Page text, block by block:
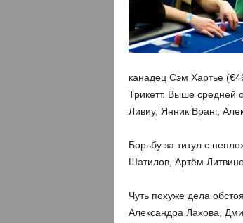
канадец Сэм Хартье
Трикетт. Выше средней
Ливиу, Янник Вранг,
Борьбу за титул с
Шатилов, Артём
Чуть похуже дела
Александра Лахова,